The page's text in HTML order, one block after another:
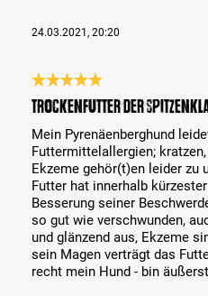
24.03.2021, 20:20
Review with rating of 5 out of
Trockenfutter der
Mein Pyrenäenberghund
Futtermittelallergien;
Ekzeme gehör(t)en leider zu
Futter hat innerhalb
Besserung seiner
so gut wie verschwunden,
und glänzend aus, Ekzeme
sein Magen verträgt das
recht mein Hund - bin